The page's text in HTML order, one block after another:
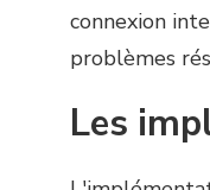
connexion
problèmes
Les